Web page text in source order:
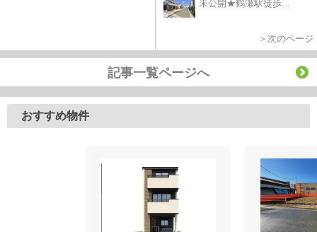
未公開★鶴瀬駅徒歩...
＞次のページ
記事一覧ページへ
おすすめ物件